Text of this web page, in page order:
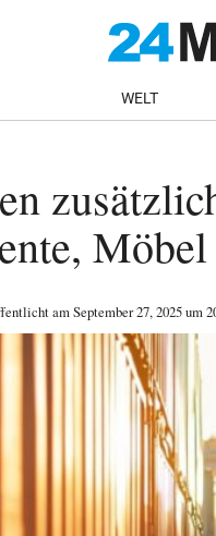
WELT
amSeptember 27, 2025um